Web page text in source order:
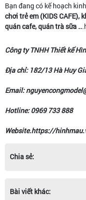
Bạn đang có kế hoạch
chơi trẻ em (KIDS CAFE),
quán cafe, quán trà sữa ..
Công ty TNHH Thiết kế
Địa chỉ: 182/13 Hà Huy
Email:
Hotline: 0969 733 888
Website.https://
Chia sẻ:
Bài viết khác: